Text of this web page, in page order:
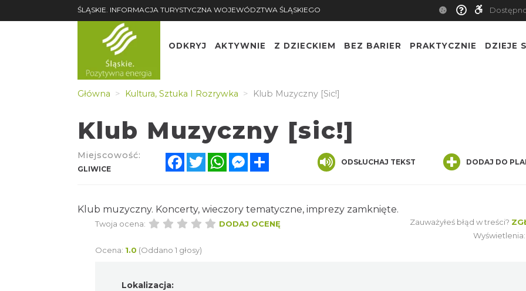
ŚLĄSKIE. INFORMACJA TURYSTYCZNA WOJEWÓDZTWA ŚLĄSKIEGO
ODKRYJ AKTYWNIE Z DZIECKIEM BEZ BARIER PRAKTYCZNIE DZIEJE
Główna Kultura, Sztuka I Rozrywka Klub Muzyczny [sic!]
Klub Muzyczny [sic!]
Miejscowość:
GLIWICE
FacebookTwitterWhatsAppMessenger ODSŁUCHAJ TEKST DODAJ DO
Klub muzyczny. Koncerty, wieczory tematyczne, imprezy zamknięte.
Twoja ocena: DODAJ OCENĘ
Ocena: 1.0 (Oddano 1 głosy)
Zauważyłeś błąd w treści?
Wyświetlenia:
Lokalizacja: